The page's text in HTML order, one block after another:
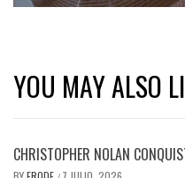
YOU MAY ALSO
CHRISTOPHER NOLAN